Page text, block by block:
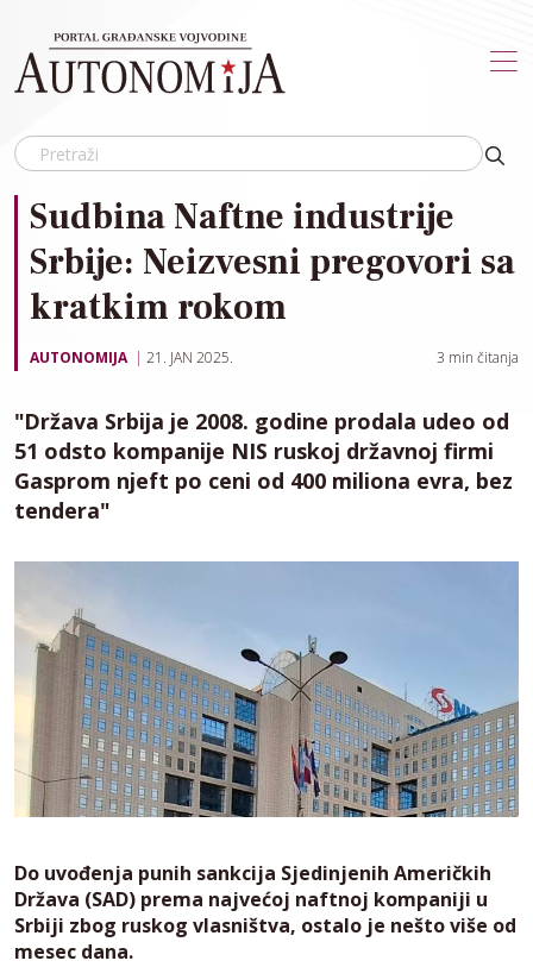
Sudbina Naftne industrije
Srbije: Neizvesni pregovori sa
kratkim rokom
AUTONOMIJA 21. JAN 2025. 3 min čitanja
"Država Srbija je 2008. godine prodala udeo od
51 odsto kompanije NIS ruskoj državnoj firmi
Gasprom njeft po ceni od 400 miliona evra, bez
tendera"
Do uvođenja punih sankcija Sjedinjenih Američkih
Država (SAD) prema najvećoj naftnoj kompaniji u
Srbiji zbog ruskog vlasništva, ostalo je nešto više od
mesec dana.